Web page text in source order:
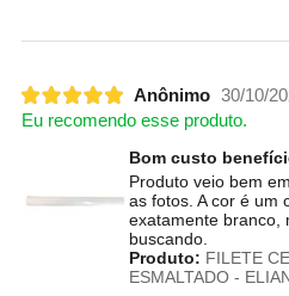
Anônimo 30/10/
Eu recomendo esse produto.
Bom custo
Produto veio bem
as fotos. A cor é um
exatamente branco,
buscando.
Produto: FILETE
ESMALTADO -